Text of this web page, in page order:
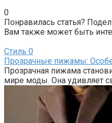
0
Понравилась статья?
Вам также может быть
Стиль 0
Прозрачные пижамы:
Прозрачная пижама
мире моды. Она удивляет